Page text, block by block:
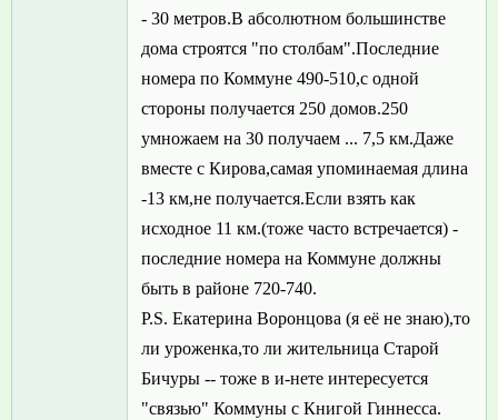
- 30 метров.В абсолютном большинстве
дома строятся "по столбам".Последние
номера по Коммуне 490-510,с одной
стороны получается 250 домов.250
умножаем на 30 получаем ... 7,5 км.Даже
вместе с Кирова,самая упоминаемая длина
-13 км,не получается.Если взять как
исходное 11 км.(тоже часто встречается) -
последние номера на Коммуне должны
быть в районе 720-740.
P.S. Екатерина Воронцова (я её не знаю),то
ли уроженка,то ли жительница Старой
Бичуры -- тоже в и-нете интересуется
"связью" Коммуны с Книгой Гиннесса.